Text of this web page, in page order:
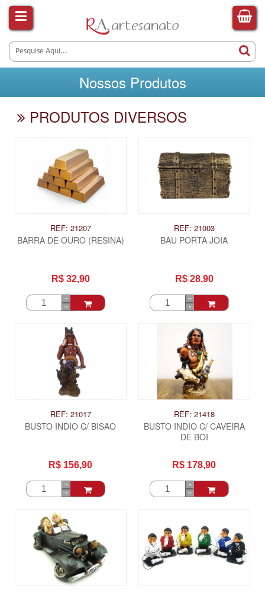
Nossos Produtos
PRODUTOS DIVERSOS
REF: 21207
BARRA DE OURO (RESINA)
R$ 32,90
REF: 21003
BAU PORTA JOIA
R$ 28,90
REF: 21017
BUSTO INDIO C/ BISAO
R$ 156,90
REF: 21418
BUSTO INDIO C/ CAVEIRA
DE BOI
R$ 178,90